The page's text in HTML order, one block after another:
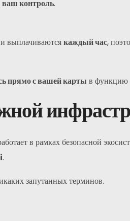
контроль.
выплачиваютсякаждый час,
прямо с вашей карты в функцию
в рамках безопасной
.
запутанных терминов.